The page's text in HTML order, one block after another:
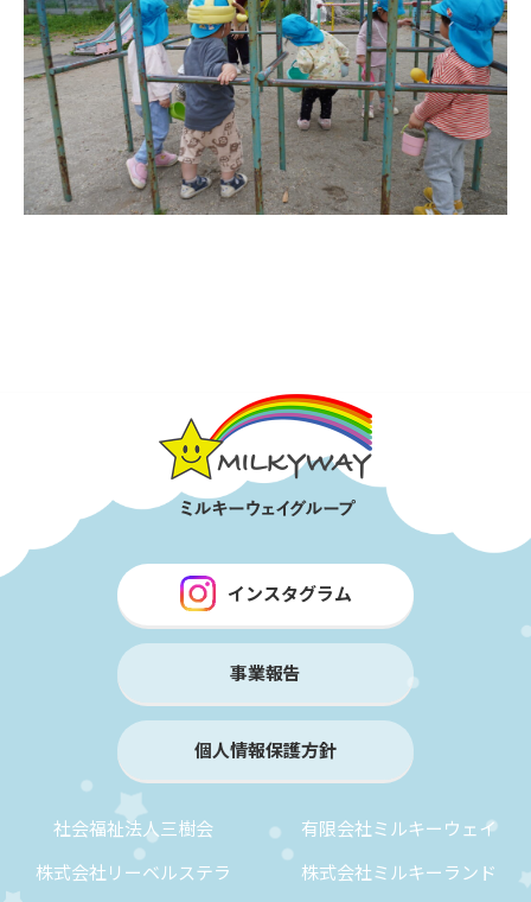
インスタグラム
事業報告
個人情報保護方針
社会福祉法人三樹会
有限会社ミルキーウェイ
株式会社リーベルステラ
株式会社ミルキーランド